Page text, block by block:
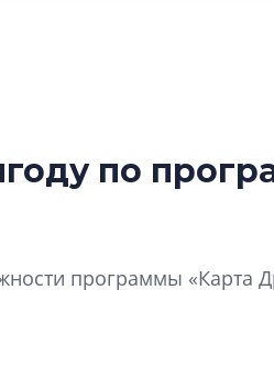
по
программы «Карта